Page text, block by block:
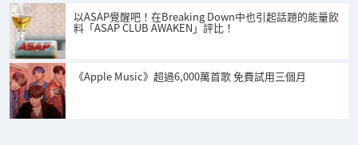
以ASAP覺醒吧！在Breaking Down中也引起話題的能量飲
料「ASAP CLUB AWAKEN」評比！
《Apple Music》超過6,000萬首歌 免費試用三個月